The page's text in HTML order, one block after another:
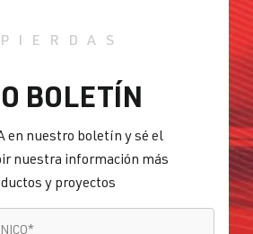
BOLETÍN
en nuestro boletín y sé el
nuestra información más
y proyectos
*